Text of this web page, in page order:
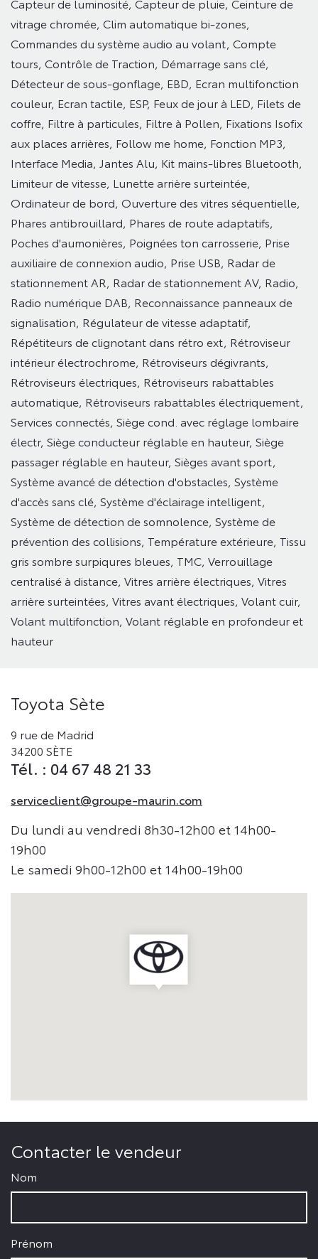
vitrage chromée, Clim automatique bi-zones,
Commandes du système audio au volant, Compte
tours, Contrôle de Traction, Démarrage sans clé,
Détecteur de sous-gonflage, EBD, Ecran multifonction
couleur, Ecran tactile, ESP, Feux de jour à LED, Filets de
coffre, Filtre à particules, Filtre à Pollen, Fixations Isofix
aux places arrières, Follow me home, Fonction MP3,
Interface Media, Jantes Alu, Kit mains-libres Bluetooth,
Limiteur de vitesse, Lunette arrière surteintée,
Ordinateur de bord, Ouverture des vitres séquentielle,
Phares antibrouillard, Phares de route adaptatifs,
Poches d'aumonières, Poignées ton carrosserie, Prise
auxiliaire de connexion audio, Prise USB, Radar de
stationnement AR, Radar de stationnement AV, Radio,
Radio numérique DAB, Reconnaissance panneaux de
signalisation, Régulateur de vitesse adaptatif,
Répétiteurs de clignotant dans rétro ext, Rétroviseur
intérieur électrochrome, Rétroviseurs dégivrants,
Rétroviseurs électriques, Rétroviseurs rabattables
automatique, Rétroviseurs rabattables électriquement,
Services connectés, Siège cond. avec réglage lombaire
électr, Siège conducteur réglable en hauteur, Siège
passager réglable en hauteur, Sièges avant sport,
Système avancé de détection d'obstacles, Système
d'accès sans clé, Système d'éclairage intelligent,
Système de détection de somnolence, Système de
prévention des collisions, Température extérieure, Tissu
gris sombre surpiqures bleues, TMC, Verrouillage
centralisé à distance, Vitres arrière électriques, Vitres
arrière surteintées, Vitres avant électriques, Volant cuir,
Volant multifonction, Volant réglable en profondeur et
hauteur
Toyota Sète
9 rue de Madrid
34200 SÈTE
Tél. : 04 67 48 21 33
serviceclient@groupe-maurin.com
Du lundi au vendredi 8h30-12h00 et 14h00-
19h00
Le samedi 9h00-12h00 et 14h00-19h00
Contacter le vendeur
Nom
Prénom